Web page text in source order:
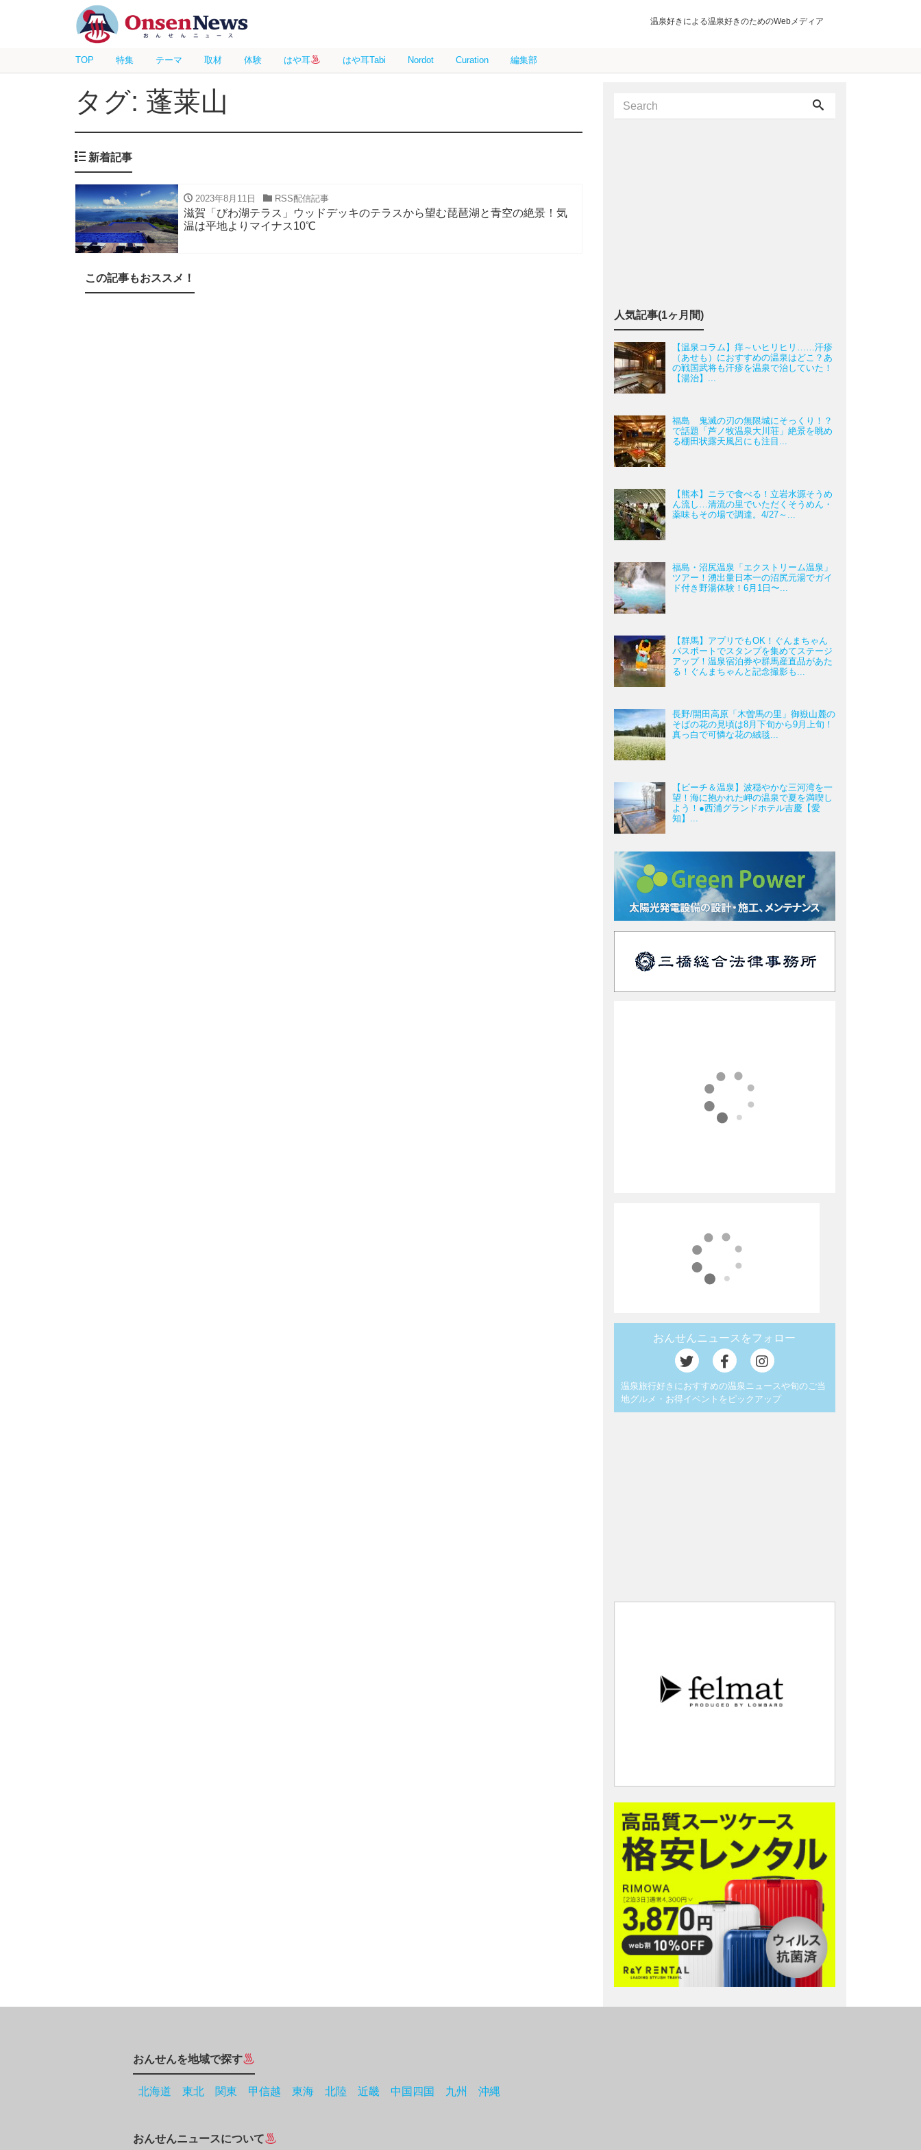
温泉好きによる温泉好きのためのWebメディア
TOP 特集 テーマ 取材 体験 はや耳 はや耳Tabi Nordot Curation 編集部
タグ: 蓬莱山
新着記事
2023年8月11日 RSS配信記事
滋賀「びわ湖テラス」ウッドデッキのテラスから望む琵琶湖と青空の絶景！気
温は平地よりマイナス10℃
この記事もおススメ！
人気記事(1ヶ月間)
【温泉コラム】痒～いヒリヒリ……汗疹
（あせも）におすすめの温泉はどこ？あ
の戦国武将も汗疹を温泉で治していた！
【湯治】...
福島 鬼滅の刃の無限城にそっくり！？
で話題「芦ノ牧温泉大川荘」絶景を眺め
る棚田状露天風呂にも注目...
【熊本】ニラで食べる！立岩水源そうめ
ん流し…清流の里でいただくそうめん・
薬味もその場で調達。4/27～...
福島・沼尻温泉「エクストリーム温泉」
ツアー！湧出量日本一の沼尻元湯でガイ
ド付き野湯体験！6月1日〜...
【群馬】アプリでもOK！ぐんまちゃん
パスポートでスタンプを集めてステージ
アップ！温泉宿泊券や群馬産直品があた
る！ぐんまちゃんと記念撮影も...
長野/開田高原「木曽馬の里」御嶽山麓の
そばの花の見頃は8月下旬から9月上旬！
真っ白で可憐な花の絨毯...
【ビーチ＆温泉】波穏やかな三河湾を一
望！海に抱かれた岬の温泉で夏を満喫し
よう！●西浦グランドホテル吉慶【愛
知】...
おんせんニュースをフォロー
温泉旅行好きにおすすめの温泉ニュースや旬のご当
地グルメ・お得イベントをピックアップ
おんせんを地域で探す
北海道 東北 関東 甲信越 東海 北陸 近畿 中国四国 九州 沖縄
おんせんニュースについて